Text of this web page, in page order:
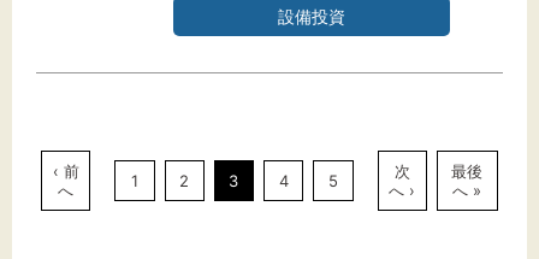
設備投資
‹ 前
へ
1 2 3 4 5
次
へ ›
最後
へ »